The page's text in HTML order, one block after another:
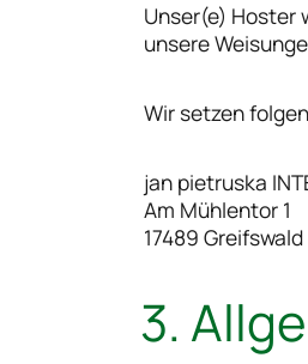
Unser(e) Hoster
unsere
Wir setzen
jan pietruska
Am Mühlentor 1
17489 Greifswald
3.